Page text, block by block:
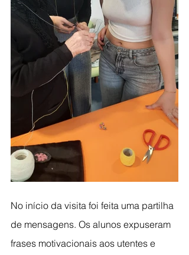
No início da visita foi feita uma partilha
de mensagens. Os alunos expuseram
frases motivacionais aos utentes e